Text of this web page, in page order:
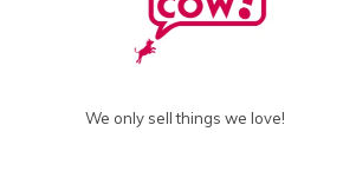
We only sell things we love!